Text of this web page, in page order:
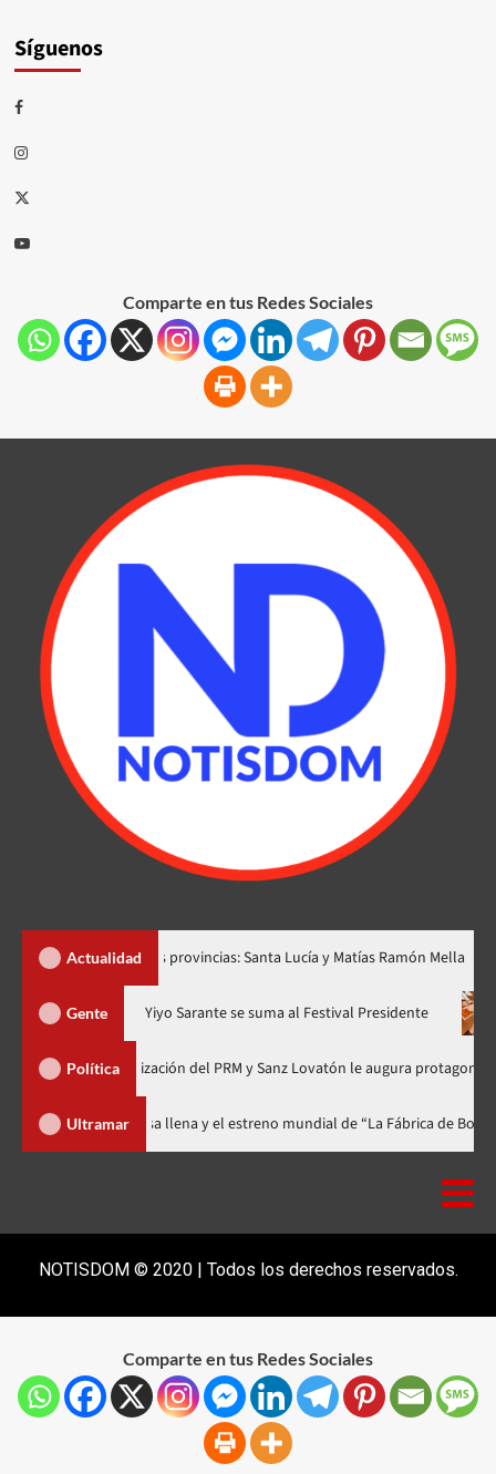
Síguenos
Comparte en tus Redes Sociales
Actualidad
dos nuevas provincias: Santa Lucía y Matías Ramón Mella
Gente
en nuevo horario Yiyo Sarante se suma al Festival
Política
Organización del PRM y Sanz Lovatón le augura protagonismo político
Ultramar
celebra 15 años con una gala a casa llena y el estreno mundial de “La
NOTISDOM © 2020 | Todos los derechos reservados.
Comparte en tus Redes Sociales